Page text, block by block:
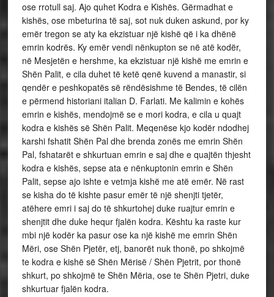
ose rrotull saj. Ajo quhet Kodra e Kishës. Gërmadhat e
kishës, ose mbeturina të saj, sot nuk duken askund, por ky
emër tregon se aty ka ekzistuar një kishë që i ka dhënë
emrin kodrës. Ky emër vendi nënkupton se në atë kodër,
në Mesjetën e hershme, ka ekzistuar një kishë me emrin e
Shën Palit, e cila duhet të ketë qenë kuvend a manastir, si
qendër e peshkopatës së rëndësishme të Bendes, të cilën
e përmend historiani italian D. Farlati. Me kalimin e kohës
emrin e kishës, mendojmë se e mori kodra, e cila u quajt
kodra e kishës së Shën Palit. Meqenëse kjo kodër ndodhej
karshi fshatit Shën Pal dhe brenda zonës me emrin Shën
Pal, fshatarët e shkurtuan emrin e saj dhe e quajtën thjesht
kodra e kishës, sepse ata e nënkuptonin emrin e Shën
Palit, sepse ajo ishte e vetmja kishë me atë emër. Në rast
se kisha do të kishte pasur emër të një shenjti tjetër,
atëhere emri i saj do të shkurtohej duke ruajtur emrin e
shenjtit dhe duke hequr fjalën kodra. Kështu ka raste kur
mbi një kodër ka pasur ose ka një kishë me emrin Shën
Mëri, ose Shën Pjetër, etj, banorët nuk thonë, po shkojmë
te kodra e kishë së Shën Mërisë / Shën Pjetrit, por thonë
shkurt, po shkojmë te Shën Mëria, ose te Shën Pjetri, duke
shkurtuar fjalën kodra.